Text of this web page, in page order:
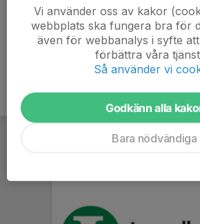
Vi använder oss av kakor
webbplats ska fungera bra för
även för webbanalys i syfte
förbättra våra
Så använder vi
Godkänn alla
Bara nödvändiga